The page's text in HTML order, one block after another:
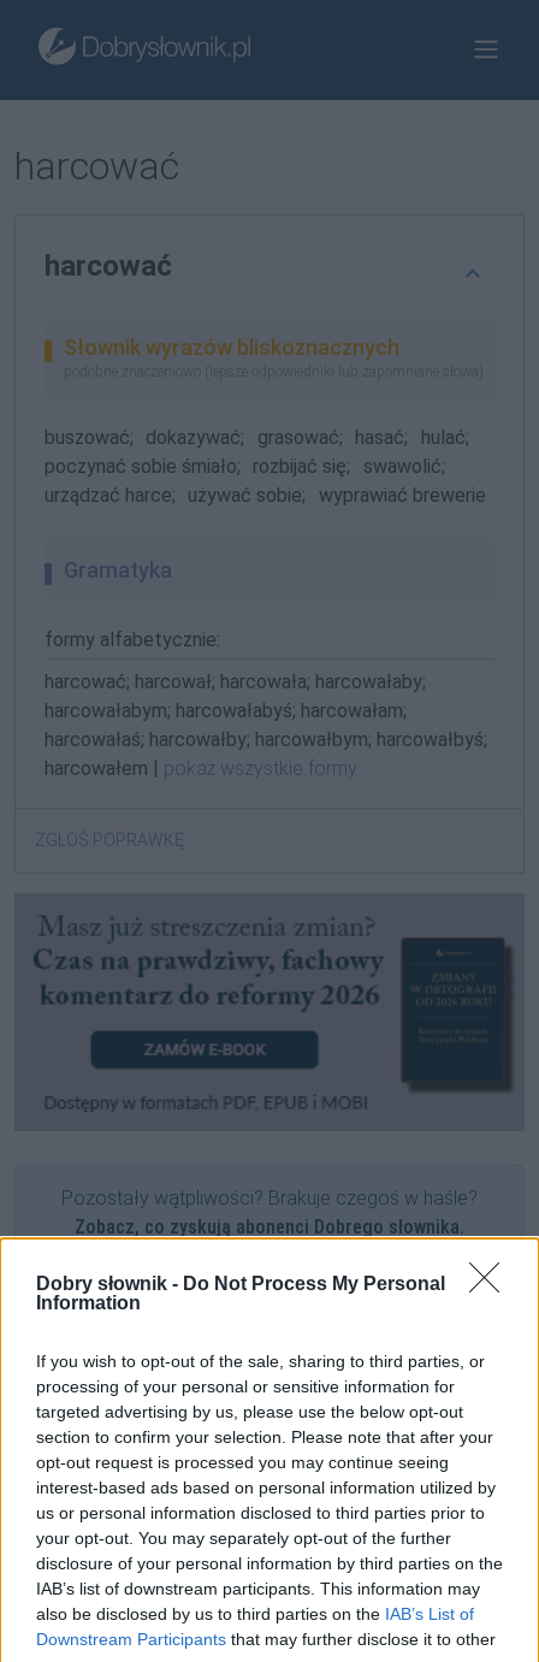
Dobry słownik - Do Not Process My Personal
Information
If you wish to opt-out of the sale, sharing to third parties, or
processing of your personal or sensitive information for
targeted advertising by us, please use the below opt-out
section to confirm your selection. Please note that after your
opt-out request is processed you may continue seeing
interest-based ads based on personal information utilized by
us or personal information disclosed to third parties prior to
your opt-out. You may separately opt-out of the further
disclosure of your personal information by third parties on the
IAB’s list of downstream participants. This information may
also be disclosed by us to third parties on the IAB’s List of
Downstream Participants that may further disclose it to other
harcować
harcować
Słownik wyrazów bliskoznacznych
podobne znaczeniowo (lepsze odpowiedniki lub zapomniane słowa)
buszować; dokazywać; grasować; hasać;
hulać;
poczynać sobie śmiało;
rozbijać się;
swawolić;
urządzać harce;
używać sobie; wyprawiać brewerie
Gramatyka
formy alfabetycznie:
harcować; harcował; harcowała; harcowałaby;
harcowałabym; harcowałabyś; harcowałam;
harcowałaś; harcowałby; harcowałbym; harcowałbyś;
harcowałem | pokaż wszystkie formy
ZGŁOŚ POPRAWKĘ
Pozostały wątpliwości? Brakuje czegoś w haśle?
Zobacz, co zyskują abonenci Dobrego słownika.
SPRAWDŹ
Często sprawdzane
Ach, uwaga na błąd
Składnia: ani mi się waż psuć zabawy czyani mi się waż
psuć zabawę?
Odmiana: bilardu
Ciekawostki
upiększać— Upiękrzać